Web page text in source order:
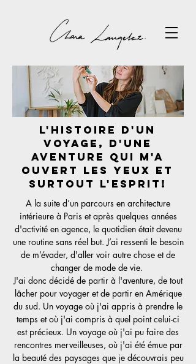
L'histoire d'un
voyage, d'une
aventure qui m'a
ouvert les yeux et
surtout l'esprit!
A la suite d’un parcours en architecture
intérieure à Paris et après quelques années
d'activité en agence, le quotidien était devenu
une routine sans réel but. J’ai ressenti le besoin
de m’évader, d'aller voir autre chose et de
changer de mode de vie.
J'ai donc décidé de partir à l'aventure, de tout
lâcher pour voyager et de partir en Amérique
du sud. Un voyage où j'ai appris à prendre le
temps et où j'ai compris à quel point celui-ci
est précieux. Un voyage où j'ai pu faire des
rencontres merveilleuses, où j'ai été émue par
la beauté des paysages que je découvrais peu